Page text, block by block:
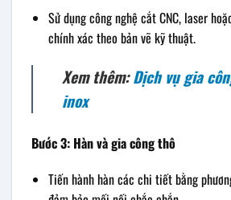
Sử dụng công nghệ cắt CNC, laser
chính xác theo bản vẽ kỹ thuật.
Xem thêm:Dịch vụ gia
inox
Bước 3: Hàn và gia công thô
Tiến hành hàn các chi tiết bằng